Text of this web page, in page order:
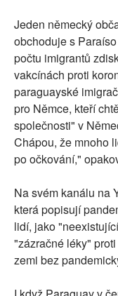
Jeden německý
obchoduje s
počtu imigrantů
vakcínách proti
paraguayské
pro Němce, kteří
společnosti" v
Chápou, že mnoho
po očkování,"
Na svém kanálu na
která popisují
lidí, jako
"zázračné léky"
zemi bez